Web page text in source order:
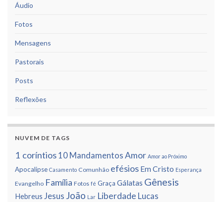
Áudio
Fotos
Mensagens
Pastorais
Posts
Reflexões
NUVEM DE TAGS
1 corí­ntios 10 Mandamentos Amor Amor ao Próximo
Apocalipse Casamento Comunhão efésios Em Cristo Esperança
Evangelho Famí­lia Fotos fé Graça Gálatas Gênesis
Hebreus Jesus João Lar Liberdade Lucas